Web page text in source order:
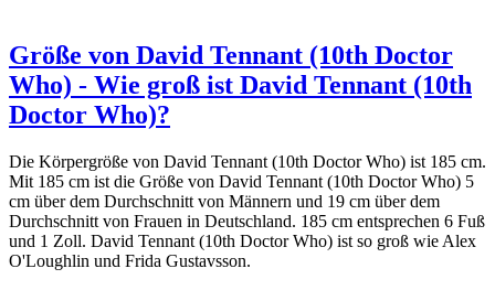
Größe von David Tennant (10th Doctor
Who) - Wie groß ist David Tennant (10th
Doctor Who)?
Die Körpergröße von David Tennant (10th Doctor Who) ist 185 cm.
Mit 185 cm ist die Größe von David Tennant (10th Doctor Who) 5
cm über dem Durchschnitt von Männern und 19 cm über dem
Durchschnitt von Frauen in Deutschland. 185 cm entsprechen 6 Fuß
und 1 Zoll. David Tennant (10th Doctor Who) ist so groß wie Alex
O'Loughlin und Frida Gustavsson.